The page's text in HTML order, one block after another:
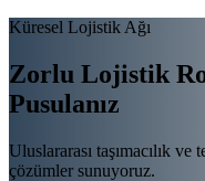
Küresel Lojistik Ağı
Zorlu Lojistik
Pusulanız
Uluslararası taşımacılık
çözümler sunuyoruz.